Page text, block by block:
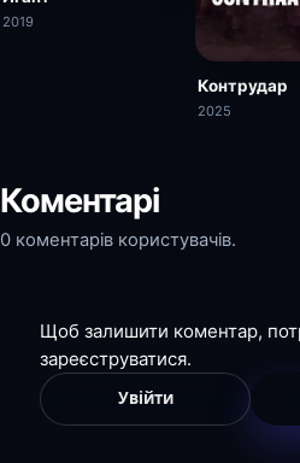
2019
Контрудар
2025
Коментарі
0 коментарів користувачів.
Щоб залишити коментар,
зареєструватися.
Увійти